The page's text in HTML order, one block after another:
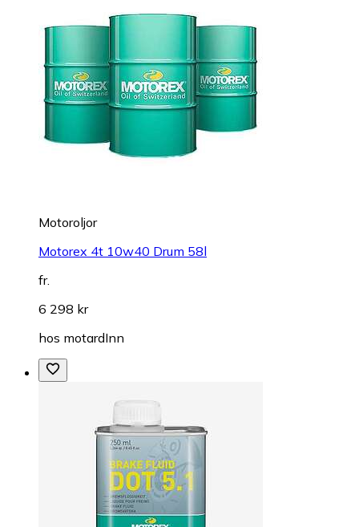
Motoroljor
Motorex 4t 10w40 Drum 58l
fr.
6 298 kr
hos motardInn